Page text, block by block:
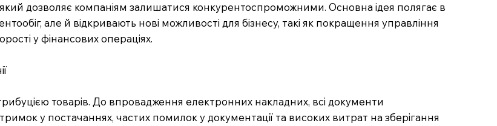
дозволяє компаніям залишатися конкурентоспроможними. Основна ідея полягає в
але й відкривають нові можливості для бізнесу, такі як покращення управління
у фінансових операціях.
товарів. До впровадження електронних накладних, всі документи
у постачаннях, частих помилок у документації та високих витрат на зберігання